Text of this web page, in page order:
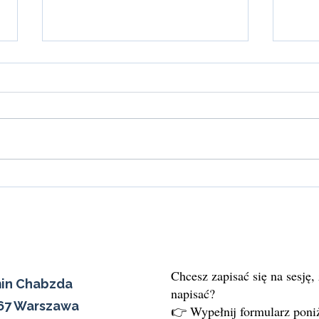
Chabzda
Warszawa
Chcesz zapisać się na
napisać?
👉 Wypełnij formularz